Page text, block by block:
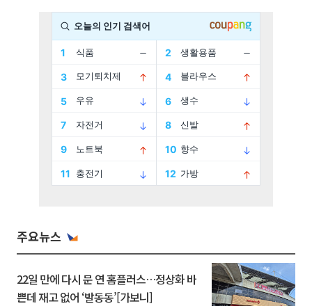
주요뉴스
22일 만에 다시 문 연 홈플러스…정상화 바
쁜데 재고 없어 ‘발동동’[가보니]